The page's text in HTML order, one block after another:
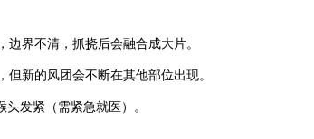
界不清，抓挠后会融合成大片。
新的风团会不断在其他部位出现。
发紧（需紧急就医）。